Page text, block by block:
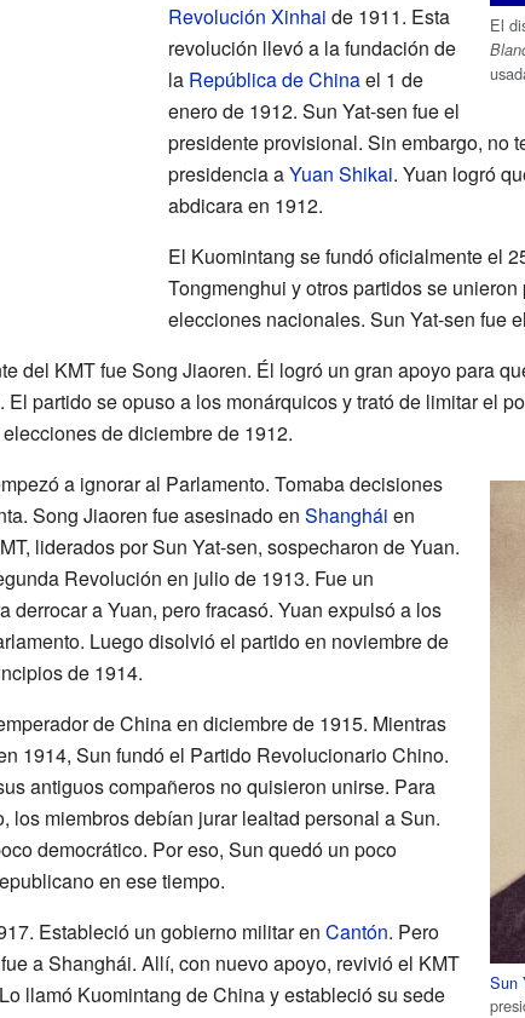
El
Revolución Xinhai de 1911. Esta
revolución llevó a la fundación de
la República de Chinael 1 de
enero de 1912. Sun Yat-sen fue el
presidente provisional. Sin embargo, no
presidencia aYuan Shikai. Yuan logró
abdicara en 1912.
El Kuomintang se fundó oficialmente el
Tongmenghui y otros partidos se
elecciones nacionales. Sun Yat-sen fue
del KMT fue Song Jiaoren. Él logró un gran apoyo para
partido se opuso a los monárquicos y trató de limitar el
de diciembre de 1912.
Sun
a ignorar al Parlamento. Tomaba decisiones
Song Jiaoren fue asesinado en Shanghái en
liderados por Sun Yat-sen, sospecharon de Yuan.
Revolución en julio de 1913. Fue un
derrocar a Yuan, pero fracasó. Yuan expulsó a los
Luego disolvió el partido en noviembre de
de 1914.
de China en diciembre de 1915. Mientras
1914, Sun fundó el Partido Revolucionario Chino.
antiguos compañeros no quisieron unirse. Para
los miembros debían jurar lealtad personal a Sun.
democrático. Por eso, Sun quedó un poco
en ese tiempo.
Estableció un gobierno militar en Cantón. Pero
a Shanghái. Allí, con nuevo apoyo, revivió el KMT
llamó Kuomintang de China y estableció su sede